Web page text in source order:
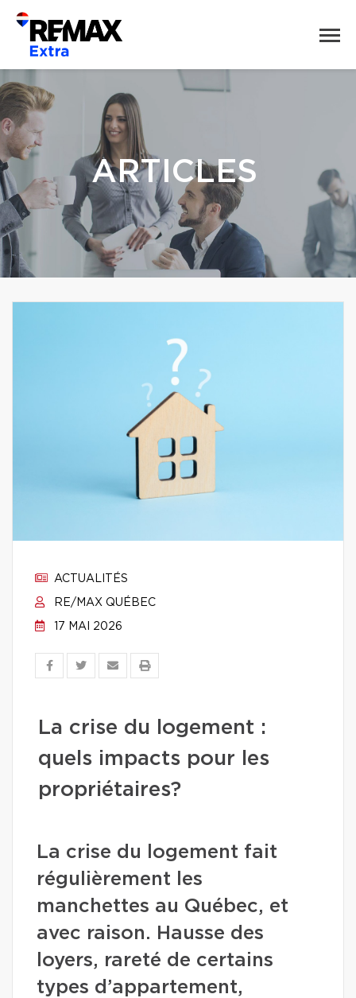
ARTICLES
ACTUALITÉS
RE/MAX QUÉBEC
17 MAI 2026
La crise du logement :
quels impacts pour les
propriétaires?
La crise du logement fait
régulièrement les
manchettes au Québec, et
avec raison. Hausse des
loyers, rareté de certains
types d’appartement,